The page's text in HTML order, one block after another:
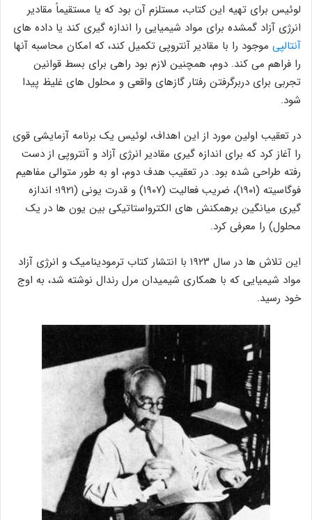
لوئیس برای تهیه این کتاب، مستلزم آن بود که یا مستقیماً مقادیر
انرژی آزاد گمشده برای مواد شیمیایی را اندازه گیری کند یا داده های
آنتالپی موجود را با مقادیر آنتروپی تکمیل کند، که امکان محاسبه آنها
را فراهم می کند. دوم، همچنین لازم بود راهی برای بسط قوانین
تجربی برای دربرگرفتن رفتار گازهای واقعی و محلول های غلیظ پیدا
شود.
در تعقیب اولین مورد از این اهداف، لوئیس یک برنامه آزمایشی قوی
را آغاز کرد که برای اندازه گیری مقادیر انرژی آزاد و آنتروپی از دست
رفته طراحی شده بود. در تعقیب هدف دوم، او به طور متوالی مفاهیم
فوگاسیته (۱۹۰۱)، ضریب فعالیت (۱۹۰۷) و قدرت یونی (۱۹۲۱؛ اندازه
گیری میانگین برهمکنش های الکترواستاتیکی بین یون ها در یک
محلول) را معرفی کرد.
این تلاش ها در سال ۱۹۲۳ با انتشار کتاب ترمودینامیک و انرژی آزاد
مواد شیمیایی که با همکاری شیمیدان مرل رندال نوشته شد، به اوج
خود رسید.